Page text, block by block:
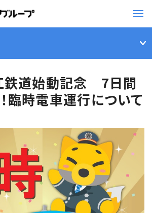
ト情報
企業情報
お問い合わせ一覧
道始動記念 7日間
臨時電車運行について